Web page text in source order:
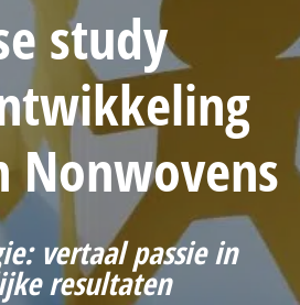
study
Nonwovens
vertaal passie in
resultaten